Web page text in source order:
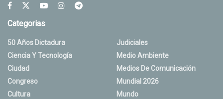
Categorias
50 Años Dictadura
Ciencia Y Tecnología
Ciudad
Congreso
Cultura
Judiciales
Medio Ambiente
Medios De Comunicación
Mundial 2026
Mundo